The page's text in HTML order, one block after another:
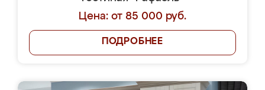
Цена: от 85 000 руб.
ПОДРОБНЕЕ